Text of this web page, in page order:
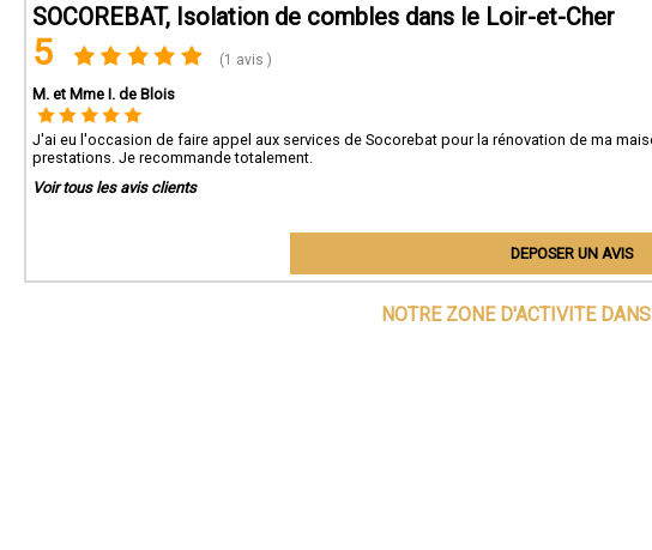
SOCOREBAT, Isolation de combles dans le Loir-et-Cher
5 (1 avis )
M. et Mme I. de Blois
J'ai eu l'occasion de faire appel aux services de Socorebat pour la rénovation de ma
prestations. Je recommande totalement.
Voir tous les avis clients
DEPOSER UN AVIS
NOTRE ZONE D'ACTIVITE DANS